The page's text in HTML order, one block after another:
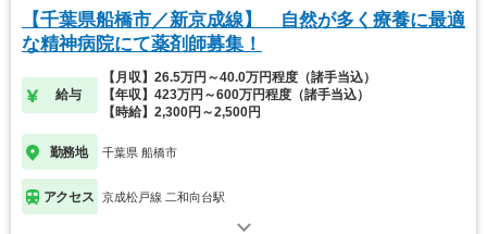
【千葉県船橋市／新京成線】 自然が多く療養に最適
な精神病院にて薬剤師募集！
給与
【月収】26.5万円～40.0万円程度（諸手当込）
【年収】423万円～600万円程度（諸手当込）
【時給】2,300円～2,500円
勤務地 千葉県 船橋市
アクセス 京成松戸線 二和向台駅